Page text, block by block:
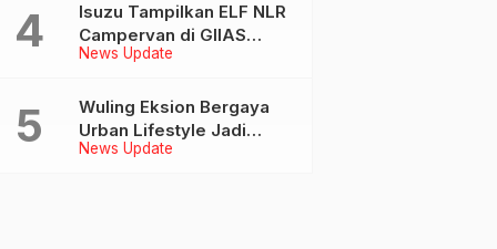
News Update
Isuzu Tampilkan ELF NLR
Campervan di GIIAS
2026, Kolaborasi dengan
JAJAGO
News Update
Wuling Eksion Bergaya
Urban Lifestyle Jadi
Sorotan di GIIAS 2026